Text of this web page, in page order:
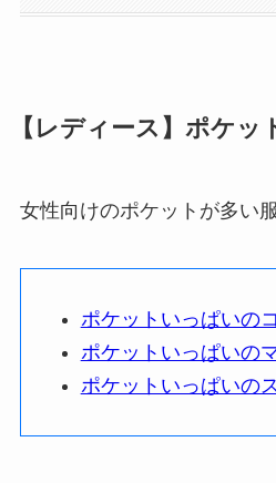
【レディース】ポケッ
女性向けのポケットが多い
ポケットいっぱいの
ポケットいっぱいの
ポケットいっぱいの